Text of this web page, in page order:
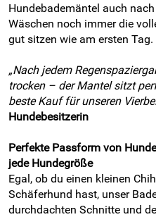
Hundebademäntel auch
Wäschen noch immer die
gut sitzen wie am ersten Tag.
„Nach jedem
trocken – der Mantel sitzt
beste Kauf für unseren
Hundebesitzerin
Perfekte Passform von
jede Hundegröße
Egal, ob du einen kleinen
Schäferhund hast, unser
durchdachten Schnitte und